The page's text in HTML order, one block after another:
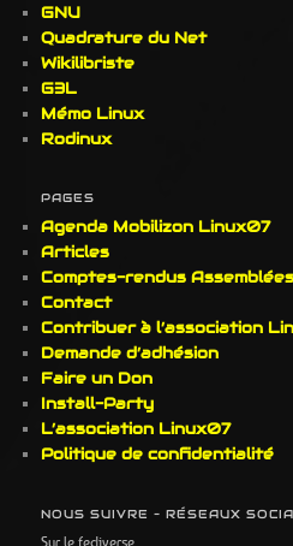
GNU
Quadrature du Net
Wikilibriste
G3L
Mémo Linux
Rodinux
PAGES
Agenda Mobilizon Linux07
Articles
Comptes-rendus
Contact
Contribuer à l’association
Demande d’adhésion
Faire un Don
Install-Party
L’association Linux07
Politique de confidentialité
NOUS SUIVRE – RÉSEAUX
Sur le fediverse